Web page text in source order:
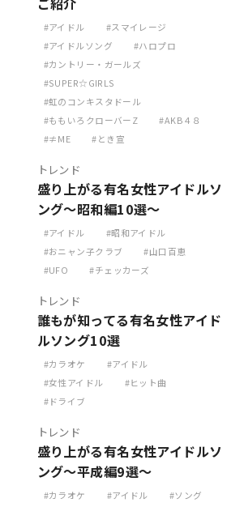
アイドル
スマイレージ
アイドルソング
ハロプロ
カントリー・ガールズ
SUPER☆GIRLS
虹のコンキスタドール
ももいろクローバーZ
AKB４８
≠ME
とき宣
トレンド
盛り上がる有名女性アイドルソ
ング～昭和編10選～
アイドル
昭和アイドル
おニャン子クラブ
山口百恵
UFO
チェッカーズ
トレンド
誰もが知ってる有名女性アイド
ルソング10選
カラオケ
アイドル
女性アイドル
ヒット曲
ドライブ
トレンド
盛り上がる有名女性アイドルソ
ング～平成編9選～
カラオケ アイドル
ソング